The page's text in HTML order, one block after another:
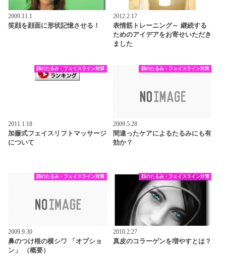
2009.11.1
笑顔を顔面に形状記憶させる！
2012.2.17
表情筋トレーニング～ 継続する
ためのアイデアをお寄せいただき
ました
顔のたるみ・フェイスライン対策
2011.1.18
加藤式フェイスリフトマッサージ
について
顔のたるみ・フェイスライン対策
2009.5.28
間違ったケアによるたるみにも有
効か？
顔のたるみ・フェイスライン対策
2009.9.30
鼻のつけ根の横シワ 「オプショ
ン」 （概要）
顔のたるみ・フェイスライン対策
2010.2.27
真皮のコラーゲンを増やすとは？